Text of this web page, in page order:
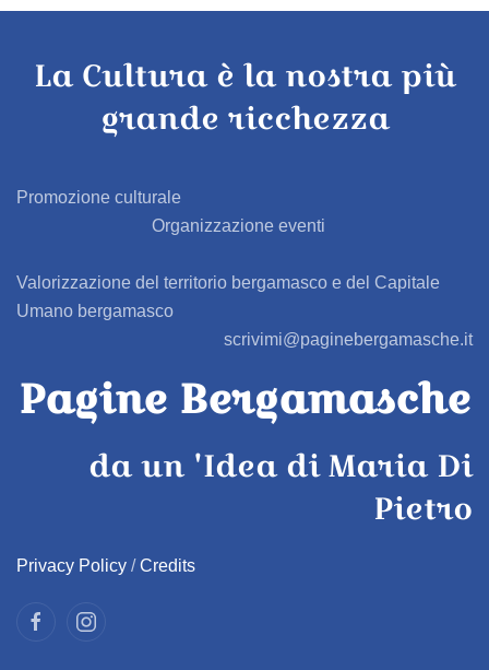
AZZANO SAN PAOLO
AZZONE
BAGNATICA
BARIANO
BEDULITA
BERBENNO
BIANZANO
BLELLO
La Cultura è la nostra più
grande ricchezza
Promozione culturale
Organizzazione eventi
Valorizzazione del territorio bergamasco e del Capitale
Umano bergamasco
scrivimi@paginebergamasche.it
Pagine Bergamasche
da un 'Idea di Maria Di
Pietro
Privacy Policy / Credits